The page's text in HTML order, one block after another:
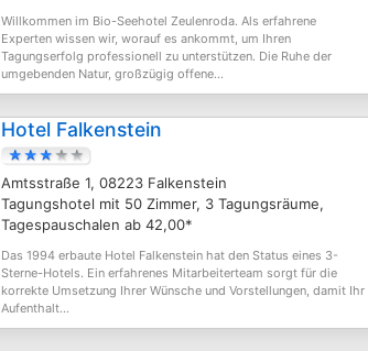
Willkommen im Bio-Seehotel Zeulenroda. Als erfahrene
Experten wissen wir, worauf es ankommt, um Ihren
Tagungserfolg professionell zu unterstützen. Die Ruhe der
umgebenden Natur, großzügig offene...
Hotel Falkenstein
Amtsstraße 1, 08223 Falkenstein
Tagungshotel mit 50 Zimmer, 3 Tagungsräume,
Tagespauschalen ab 42,00*
Das 1994 erbaute Hotel Falkenstein hat den Status eines 3-
Sterne-Hotels. Ein erfahrenes Mitarbeiterteam sorgt für die
korrekte Umsetzung Ihrer Wünsche und Vorstellungen, damit Ihr
Aufenthalt...